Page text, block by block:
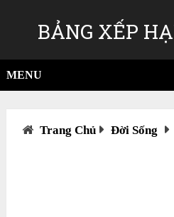
BẢNG XẾP
MENU
Trang Chủ Đời Sống